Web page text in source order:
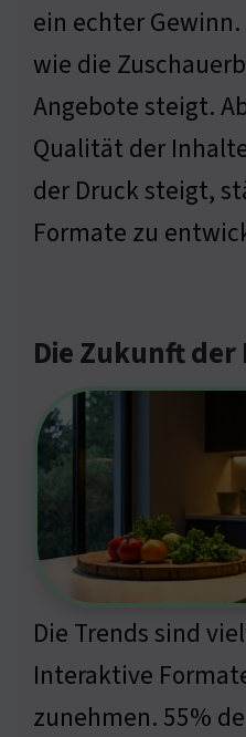
ein echter
wie die
Angebote steigt.
Qualität der
der Druck steigt,
Formate zu
Die Zukunft der
Die Trends sind
Interaktive
zunehmen. 55%